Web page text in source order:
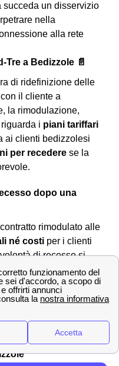
succeda un disservizio
nella
alla rete
a Bedizzole 📄
di ridefinizione delle
il cliente a
la rimodulazione,
i piani tariffari
ai clienti bedizzolesi
per recedere se la
dopo una
rimodulato alle
né costi per i clienti
di recesso si
canali:
contattabile al159
protected]
Casella Postale